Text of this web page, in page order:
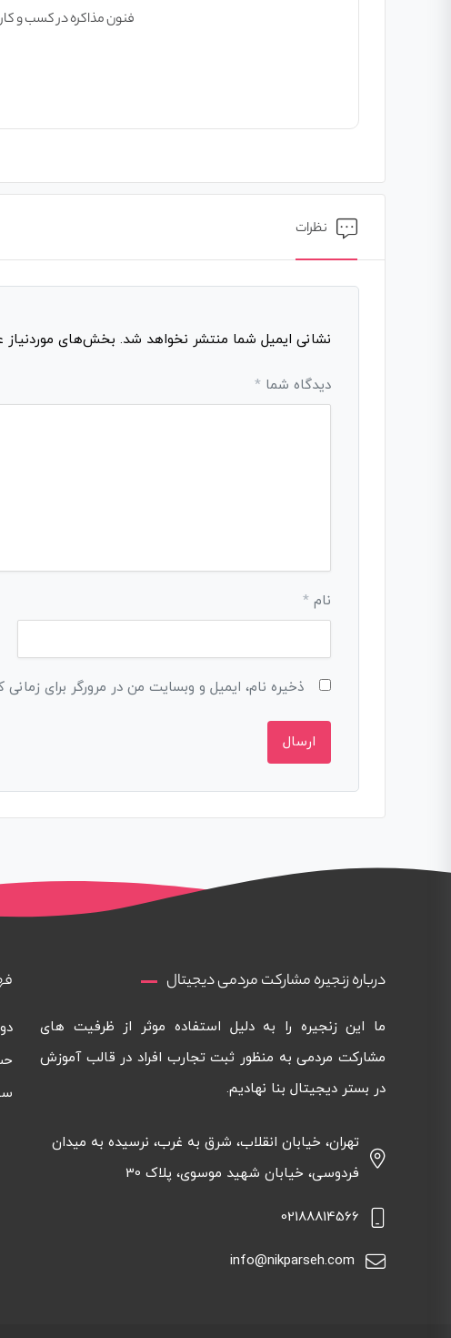
فنون مذاکره در کسب و کار
نظرات
نشانی ایمیل شما منتشر نخواهد شد. بخش‌های موردنیاز
دیدگاه شما *
نام *
ذخیره نام، ایمیل و وبسایت من در مرورگر برای
درباره زنجیره مشارکت مردمی دیجیتال
ما این زنجیره را به دلیل استفاده موثر از ظرفیت های
مشارکت مردمی به منظور ثبت تجارب افراد در قالب آموزش
در بستر دیجیتال بنا نهادیم.
تهران، خیابان انقلاب، شرق به غرب، نرسیده به میدان
فردوسی، خیابان شهید موسوی، پلاک 30
02188814566
info@nikparseh.com